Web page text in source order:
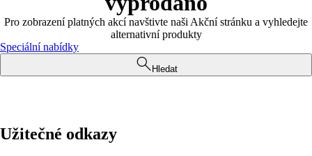
Pro zobrazení platných akcí navštivte naši Akční stránku a vyhledejte
alternativní produkty
Speciální nabídky
Hledat
Užitečné odkazy